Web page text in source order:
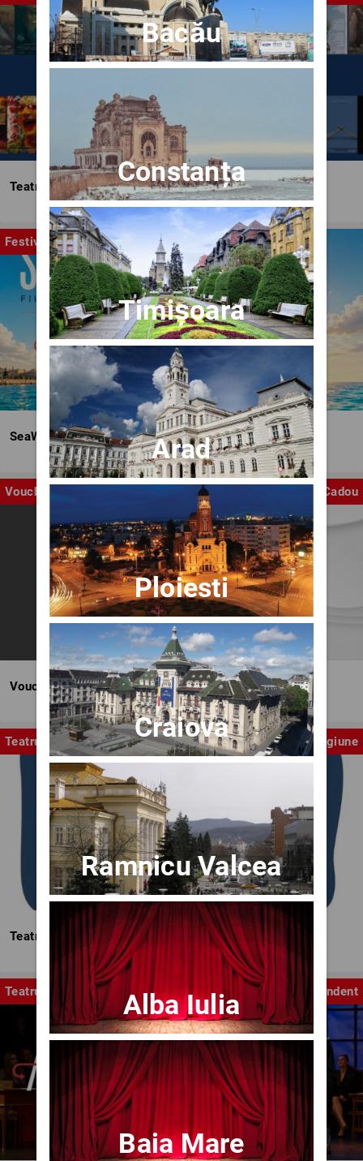
Teatrul Bulandra
Festival
SeaWave Film & Arts Festival editia IV
Voucher Cadou
Voucher BILET.ro
Teatrul Mic Stagiune
Teatrul Mic - Stagiunea 2025-2026
Teatru Independent
Bacău
Constanța
Timișoara
Arad
Ploiesti
Craiova
Ramnicu Valcea
Alba Iulia
Baia Mare